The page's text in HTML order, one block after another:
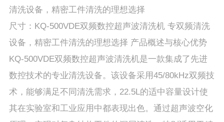
清洗设备，精密工件清洗的理想选择
尺寸：KQ-500VDE双频数控超声波清洗机 专双频清洗
设备，精密工件清洗的理想选择 产品概述与核心优势
KQ-500VDE双频数控超声波清洗机是一款集成了先进
数控技术的专业清洗设备。该设备采用45/80kHz双频技
术，能够满足不同清洗需求，22.5L的适中容量设计使
其在实验室和工业应用中都表现出色。通过超声波空化